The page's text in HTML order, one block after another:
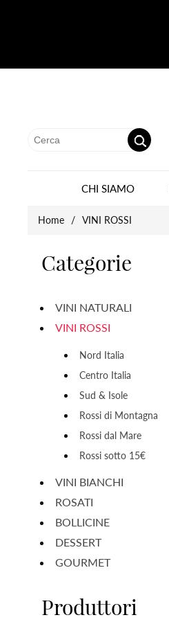
CHI SIAMO
Home / VINI ROSSI
Categorie
VINI NATURALI
VINI ROSSI
Nord Italia
Centro Italia
Sud & Isole
Rossi di Montagna
Rossi dal Mare
Rossi sotto 15€
VINI BIANCHI
ROSATI
BOLLICINE
DESSERT
GOURMET
Produttori